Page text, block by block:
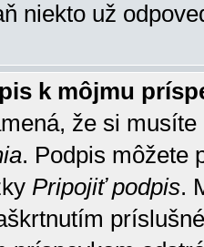
niekto už
k môjmu
že si
. Podpis môžete
Pripojiť podpis.